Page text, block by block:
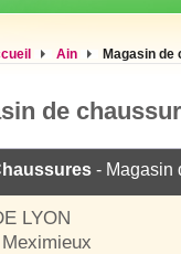
Ain Magasin
de
- Magasin
LYON